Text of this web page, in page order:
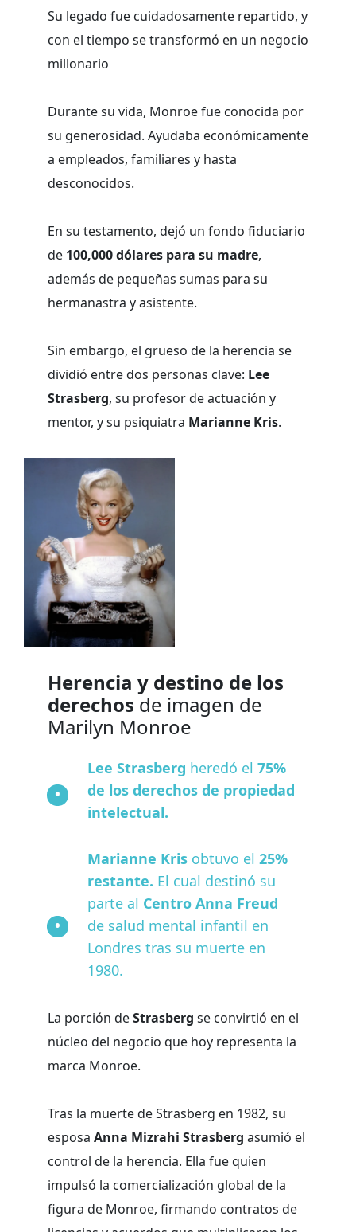
Su legado fue cuidadosamente repartido, y
con el tiempo se transformó en un negocio
millonario
Durante su vida, Monroe fue conocida por
su generosidad. Ayudaba económicamente
a empleados, familiares y hasta
desconocidos.
En su testamento, dejó un fondo fiduciario
de 100,000 dólares para su madre,
además de pequeñas sumas para su
hermanastra y asistente.
Sin embargo, el grueso de la herencia se
dividió entre dos personas clave: Lee
Strasberg, su profesor de actuación y
mentor, y su psiquiatra Marianne Kris.
Herencia y destino de los
derechos de imagen de
Marilyn Monroe
Lee Strasberg heredó el 75%
de los derechos de propiedad
intelectual.
Marianne Kris obtuvo el 25%
restante. El cual destinó su
parte al Centro Anna Freud
de salud mental infantil en
Londres tras su muerte en
1980.
La porción deStrasberg se convirtió en el
núcleo del negocio que hoy representa la
marca Monroe.
Tras la muerte de Strasberg en 1982, su
esposa Anna Mizrahi Strasberg asumió el
control de la herencia. Ella fue quien
impulsó la comercialización global de la
figura de Monroe, firmando contratos de